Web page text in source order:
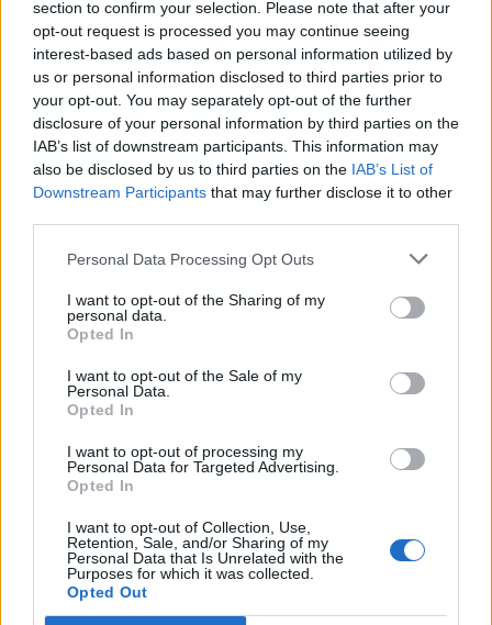
section to confirm your selection. Please note that after your
opt-out request is processed you may continue seeing
interest-based ads based on personal information utilized by
us or personal information disclosed to third parties prior to
your opt-out. You may separately opt-out of the further
disclosure of your personal information by third parties on the
IAB’s list of downstream participants. This information may
also be disclosed by us to third parties on the IAB’s List of
Downstream Participants that may further disclose it to other
Personal Data Processing Opt Outs
I want to opt-out of the Sharing of my
personal data.
Opted In
I want to opt-out of the Sale of my
Personal Data.
Opted In
I want to opt-out of processing my
Personal Data for Targeted Advertising.
Opted In
I want to opt-out of Collection, Use,
Retention, Sale, and/or Sharing of my
Personal Data that Is Unrelated with the
Purposes for which it was collected.
Opted Out
frontera hispano-portuguesa, como gran
proyecto ibérico”.
Para ello, la iniciativa contará desde el principio
con una subsede en Portugal. Con Cáceres,
Fundación Mapfre configura su tercera sede en
España tras la actuales en Madrid y Barcelona.
Publicidad